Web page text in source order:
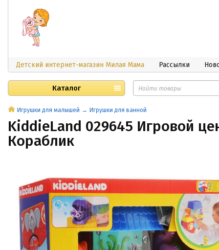
Детский интернет-магазин Милая Мама Рассылки
Каталог
Игрушки для малышей Игрушки для ванной
KiddieLand 029645 Игровой
Кораблик